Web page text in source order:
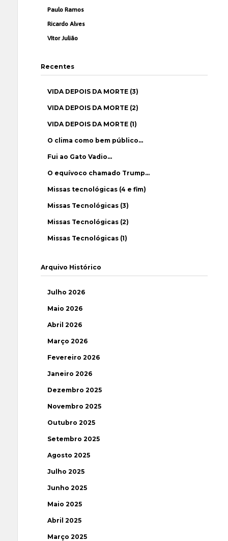
Paulo Ramos
Ricardo Alves
Vítor Julião
Recentes
VIDA DEPOIS DA MORTE (3)
VIDA DEPOIS DA MORTE (2)
VIDA DEPOIS DA MORTE (1)
O clima como bem público…
Fui ao Gato Vadio…
O equívoco chamado Trump…
Missas tecnológicas (4 e fim)
Missas Tecnológicas (3)
Missas Tecnológicas (2)
Missas Tecnológicas (1)
Arquivo Histórico
Julho 2026
Maio 2026
Abril 2026
Março 2026
Fevereiro 2026
Janeiro 2026
Dezembro 2025
Novembro 2025
Outubro 2025
Setembro 2025
Agosto 2025
Julho 2025
Junho 2025
Maio 2025
Abril 2025
Março 2025